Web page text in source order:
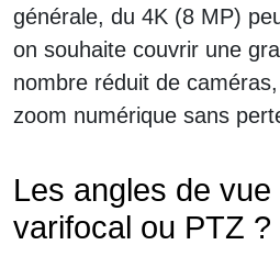
générale, du 4K (8 MP)
on souhaite couvrir une
nombre réduit de
zoom numérique sans
Les angles de
varifocal ou PTZ ?